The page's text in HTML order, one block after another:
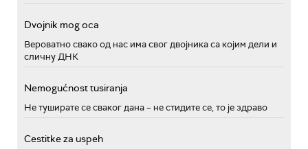
Dvojnik mog oca
Вероватно свако од нас има свог двојника са којим дели и
сличну ДНК
Nemogućnost tusiranja
Не туширате се сваког дана – не стидите се, то је здраво
Cestitke za uspeh